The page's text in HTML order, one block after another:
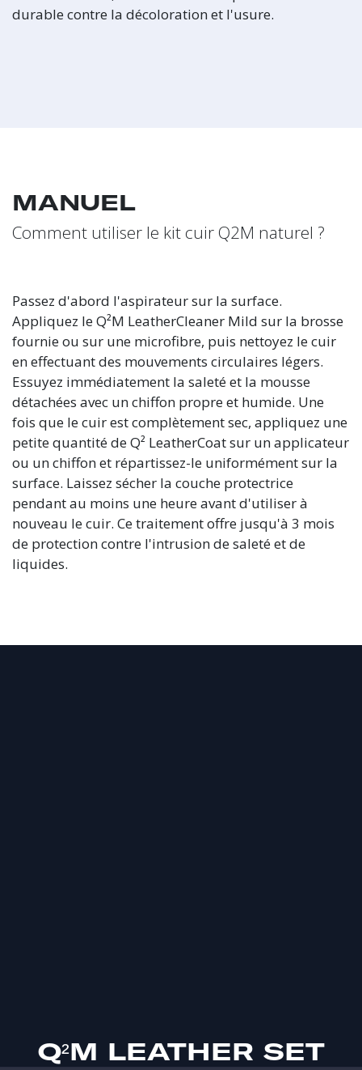
durable contre la décoloration et l'usure.
MANUEL
Comment utiliser le kit cuir Q2M naturel ?
Passez d'abord l'aspirateur sur la surface.
Appliquez le Q²M LeatherCleaner Mild sur la brosse
fournie ou sur une microfibre, puis nettoyez le cuir
en effectuant des mouvements circulaires légers.
Essuyez immédiatement la saleté et la mousse
détachées avec un chiffon propre et humide. Une
fois que le cuir est complètement sec, appliquez une
petite quantité de Q² LeatherCoat sur un applicateur
ou un chiffon et répartissez-le uniformément sur la
surface. Laissez sécher la couche protectrice
pendant au moins une heure avant d'utiliser à
nouveau le cuir. Ce traitement offre jusqu'à 3 mois
de protection contre l'intrusion de saleté et de
liquides.
Q²M LEATHER SET